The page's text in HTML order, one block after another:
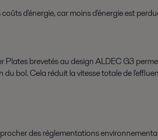
d'énergie, car moins d'énergie est
Plates brevetés au design ALDEC G3
bol. Cela réduit la vitesse totale de
des réglementations